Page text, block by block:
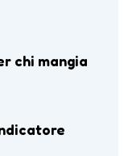
chi mangia